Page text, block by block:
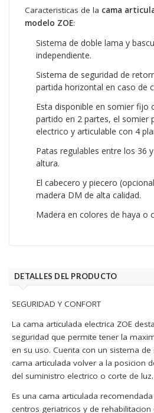
Caracteristicas de la cama
modelo ZOE:
Sistema de doble lama y
independiente.
Sistema de seguridad de
partida horizontal en caso de
Esta disponible en somier fijo
partido en 2 partes, el somier
electrico y articulable con 4
Patas regulables entre los 36
altura.
El cabecero y piecero
madera DM de alta calidad.
Madera en colores de haya o
DETALLES DEL PRODUCTO
SEGURIDAD Y CONFORT
La cama articulada electrica ZOE
seguridad que permite tener la
en su uso. Cuenta con un sistema
cama articulada volver a la posicion
del suministro electrico o corte de luz.
Es una cama articulada
centros geriatricos y de